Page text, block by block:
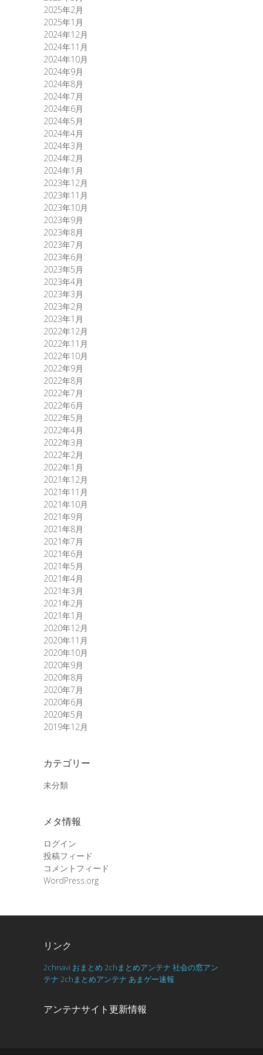
2025年2月
2025年1月
2024年12月
2024年11月
2024年10月
2024年9月
2024年8月
2024年7月
2024年6月
2024年5月
2024年4月
2024年3月
2024年2月
2024年1月
2023年12月
2023年11月
2023年10月
2023年9月
2023年8月
2023年7月
2023年6月
2023年5月
2023年4月
2023年3月
2023年2月
2023年1月
2022年12月
2022年11月
2022年10月
2022年9月
2022年8月
2022年7月
2022年6月
2022年5月
2022年4月
2022年3月
2022年2月
2022年1月
2021年12月
2021年11月
2021年10月
2021年9月
2021年8月
2021年7月
2021年6月
2021年5月
2021年4月
2021年3月
2021年2月
2021年1月
2020年12月
2020年11月
2020年10月
2020年9月
2020年8月
2020年7月
2020年6月
2020年5月
2019年12月
カテゴリー
未分類
メタ情報
ログイン
投稿フィード
コメントフィード
WordPress.org
リンク
2chnavi おまとめ 2chまとめアンテナ 社会の窓アン
テナ 2chまとめアンテナ あまゲー速報
アンテナサイト更新情報